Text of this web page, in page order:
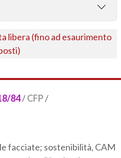
libera (fino ad esaurimento
84/CFP/
facciate; sostenibilità, CAM